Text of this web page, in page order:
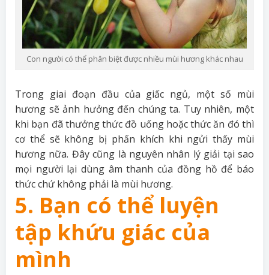
Con người có thể phân biệt được nhiều mùi hương khác nhau
Trong giai đoạn đầu của giấc ngủ, một số mùi
hương sẽ ảnh hưởng đến chúng ta. Tuy nhiên, một
khi bạn đã thưởng thức đồ uống hoặc thức ăn đó thì
cơ thể sẽ không bị phấn khích khi ngửi thấy mùi
hương nữa. Đây cũng là nguyên nhân lý giải tại sao
mọi người lại dùng âm thanh của đồng hồ để báo
thức chứ không phải là mùi hương.
5. Bạn có thể luyện
tập khứu giác của
mình